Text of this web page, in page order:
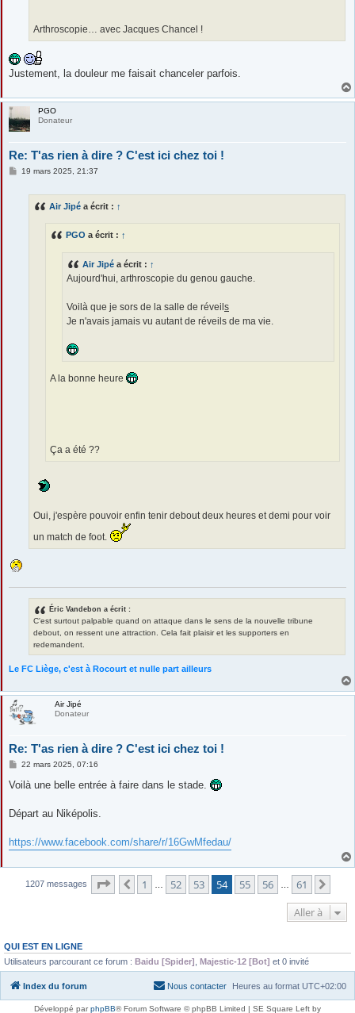
Arthroscopie… avec Jacques Chancel !
Justement, la douleur me faisait chanceler parfois.
PGO
Donateur
Re: T'as rien à dire ? C'est ici chez toi !
M19 mars 2025, 21:37
Air Jipé a écrit : ↑
PGO a écrit : ↑
Air Jipé a écrit : ↑
Aujourd'hui, arthroscopie du genou gauche.
Voilà que je sors de la salle de réveils
Je n'avais jamais vu autant de réveils de ma vie.
A la bonne heure
Ça a été ??
Oui, j'espère pouvoir enfin tenir debout deux heures et demi pour voir
un match de foot.
Éric Vandebon a écrit :
C'est surtout palpable quand on attaque dans le sens de la nouvelle tribune
debout, on ressent une attraction. Cela fait plaisir et les supporters en
redemandent.
Le FC Liège, c'est à Rocourt et nulle part ailleurs
Air Jipé
Donateur
Re: T'as rien à dire ? C'est ici chez toi !
M
s
g
e
22 mars 2025, 07:16
Voilà une belle entrée à faire dans le stade.
Départ au Niképolis.
https://www.facebook.com/share/r/16GwMfedau/
1207 messages Page 54 sur 61
Précédente
1 52 53 54 55 56 61
Aller à
QUI EST EN LIGNE
Utilisateurs parcourant ce forum : Baidu [Spider] Majestic-12 [Bot] et 0 invité
Index du forum Heures au format UTC+02:00
Nous contacter
Développé parphpBB® Forum Software © phpBB Limited | SE Square Left by